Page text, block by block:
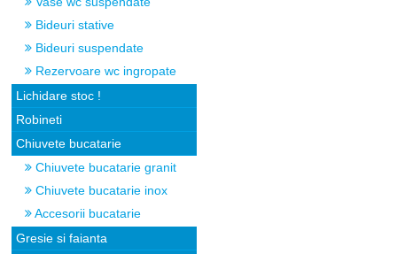
Bideuri stative
Bideuri suspendate
Rezervoare wc ingropate
Lichidare stoc !
Robineti
Chiuvete bucatarie
Chiuvete bucatarie granit
Chiuvete bucatarie inox
Accesorii bucatarie
Gresie si faianta